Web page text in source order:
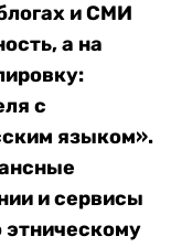
и СМИ
а на
с
языком».
и сервисы
этническому